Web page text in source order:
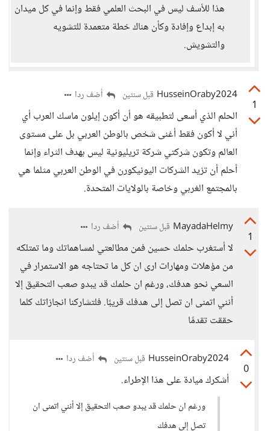
هذا للأسف ليس في البحث العلمي فقط وإنما في كل ميدان
به إبداع وإفادة وكأن هناك خطة متعمدة للتشويه
والتشويش.
1
HusseinOraby2024 قبل سنتين أضف ردا
الحلم الذي أسعى لتطبيقه هو أن أكون إيلون ماسك العرب أي
أني لا أكون فقط أغنى شخص بالوطن العربي بل على مستوى
العالم وتكون شركتي شركة تريليونية ليس بهدف الثراء وإنما
أحلم أن تزيد الشركات اليونيكورن في الوطن العربي مثلما هي
بالمجتمع الغربي وخاصة بالولايات المتحدة.
1
MayadaHelmy قبل سنتين أضف ردا
لا أستغرب حلمك حسين فمن مطالعتي لمساهماتك وما تمتلكه
من مؤهلات ومهارات ارى ان كل ما تحتاجه هو الاستمرار في
السعي نحو هدفك، ورغم ان حلمك قد يبدو صعب التحقيق إلا
أنني اتمنى ان تصل إلى هدفك قريبًا. فلتشاركنا انجازاتك كلما
حققت تقدمًا
0
HusseinOraby2024 قبل سنتين أضف ردا
أشكرك ميادة على هذا الإطراء.
ورغم ان حلمك قد يبدو صعب التحقيق إلا أنني اتمنى ان
تصل إلى هدفك